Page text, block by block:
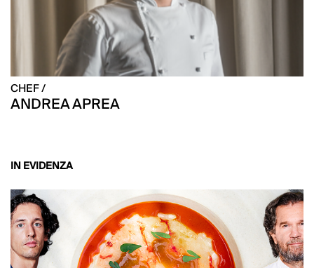
CHEF /
ANDREA APREA
IN EVIDENZA